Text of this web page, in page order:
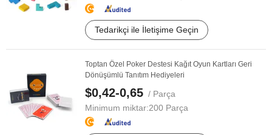
Tedarikçi ile İletişime Geçin
Toptan Özel Poker Destesi Kağıt Oyun Kartları Geri
Dönüşümlü Tanıtım Hediyeleri
$0,42-0,65 / Parça
Minimum miktar:200 Parça